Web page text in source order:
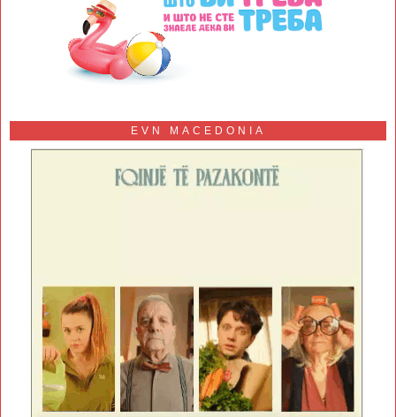
EVN MACEDONIA